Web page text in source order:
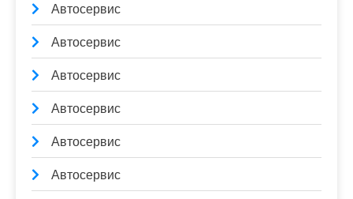
Автосервис
Автосервис
Автосервис
Автосервис
Автосервис
Автосервис